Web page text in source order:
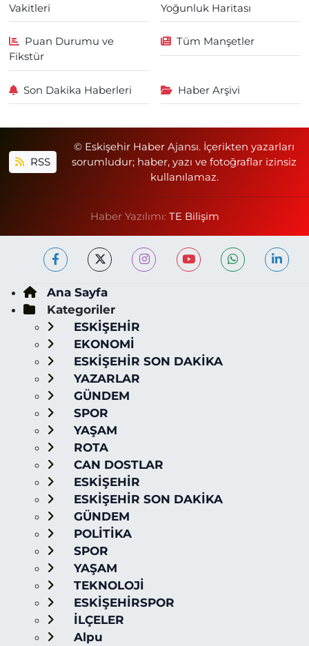
Vakitleri
Yoğunluk Haritası
Puan Durumu ve
Fikstür
Tüm Manşetler
Son Dakika Haberleri Haber Arşivi
RSS
© Eskişehir Haber Ajansı. İçerikten yazarları
sorumludur; haber, yazı ve fotoğraflar izinsiz
kullanılamaz.
Haber Yazılımı: TE Bilişim
Ana Sayfa
Kategoriler
ESKİŞEHİR
EKONOMİ
ESKİŞEHİR SON DAKİKA
YAZARLAR
GÜNDEM
SPOR
YAŞAM
ROTA
CAN DOSTLAR
ESKİŞEHİR
ESKİŞEHİR SON DAKİKA
GÜNDEM
POLİTİKA
SPOR
YAŞAM
TEKNOLOJİ
ESKİŞEHİRSPOR
İLÇELER
Alpu